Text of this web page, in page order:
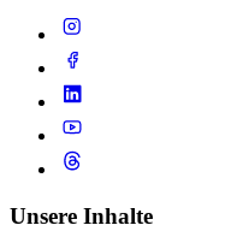
Unsere Inhalte